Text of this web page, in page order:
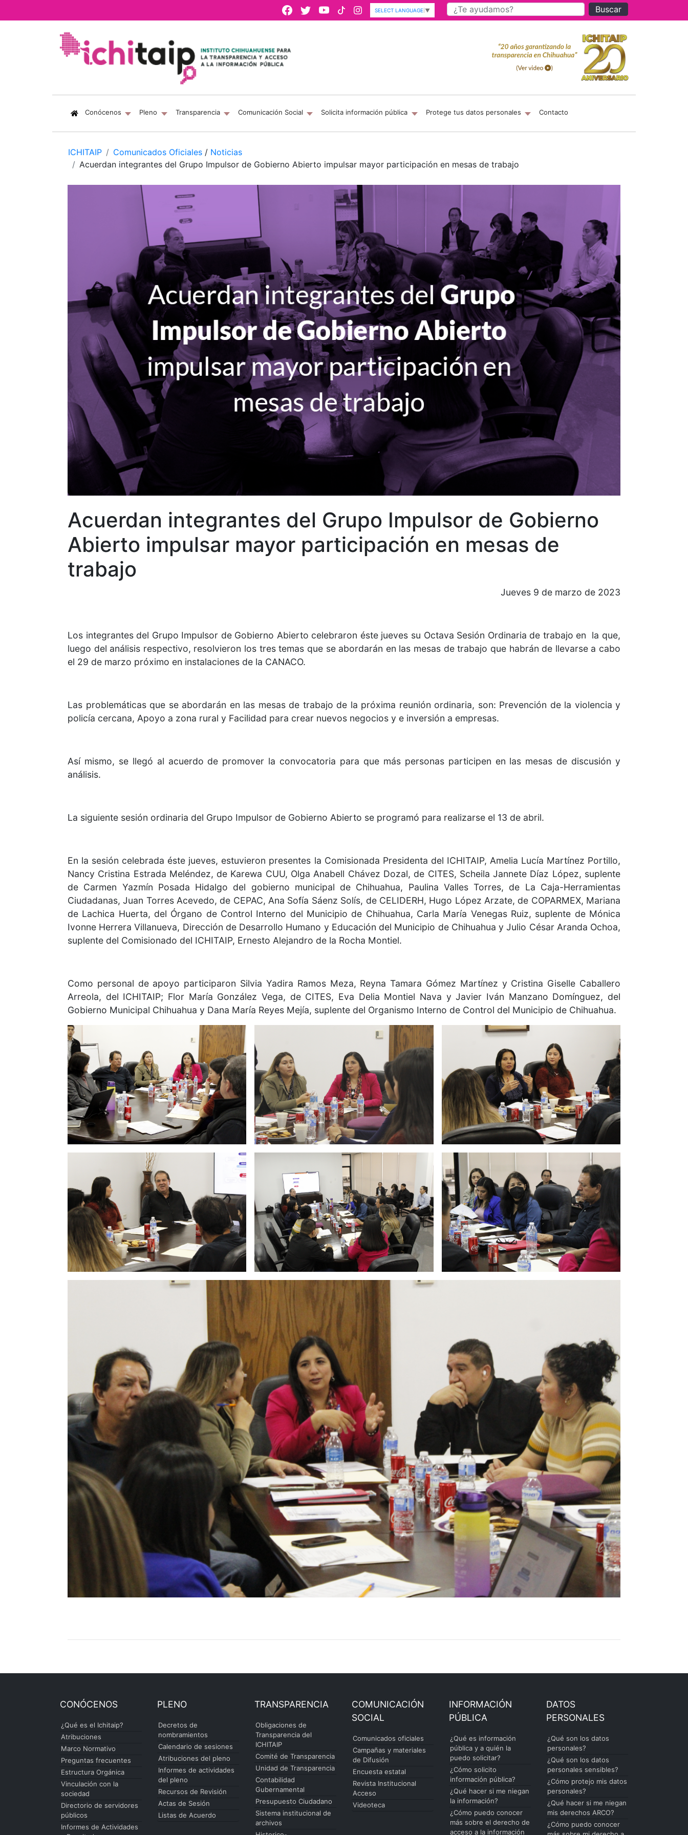
Buscar
SELECT LANGUAGE ▼
Conócenos (current)
Pleno Transparencia Comunicación Social Solicita información pública Protege tus datos personales Contacto
ICHITAIP Comunicados Oficiales / Noticias
Acuerdan integrantes del Grupo Impulsor de Gobierno Abierto impulsar mayor participación en mesas de trabajo
Acuerdan integrantes del Grupo Impulsor de Gobierno
Abierto impulsar mayor participación en mesas de
trabajo
Jueves 9 de marzo de 2023
Los integrantes del Grupo Impulsor de Gobierno Abierto celebraron éste jueves su Octava Sesión Ordinaria de trabajo en la que,
luego del análisis respectivo, resolvieron los tres temas que se abordarán en las mesas de trabajo que habrán de llevarse a cabo
el 29 de marzo próximo en instalaciones de la CANACO.
Las problemáticas que se abordarán en las mesas de trabajo de la próxima reunión ordinaria, son: Prevención de la violencia y
policía cercana, Apoyo a zona rural y Facilidad para crear nuevos negocios y e inversión a empresas.
Así mismo, se llegó al acuerdo de promover la convocatoria para que más personas participen en las mesas de discusión y
análisis.
La siguiente sesión ordinaria del Grupo Impulsor de Gobierno Abierto se programó para realizarse el 13 de abril.
En la sesión celebrada éste jueves, estuvieron presentes la Comisionada Presidenta del ICHITAIP, Amelia Lucía Martínez Portillo,
Nancy Cristina Estrada Meléndez, de Karewa CUU, Olga Anabell Chávez Dozal, de CITES, Scheila Jannete Díaz López, suplente
de Carmen Yazmín Posada Hidalgo del gobierno municipal de Chihuahua, Paulina Valles Torres, de La Caja-Herramientas
Ciudadanas, Juan Torres Acevedo, de CEPAC, Ana Sofía Sáenz Solís, de CELIDERH, Hugo López Arzate, de COPARMEX, Mariana
de Lachica Huerta, del Órgano de Control Interno del Municipio de Chihuahua, Carla María Venegas Ruiz, suplente de Mónica
Ivonne Herrera Villanueva, Dirección de Desarrollo Humano y Educación del Municipio de Chihuahua y Julio César Aranda Ochoa,
suplente del Comisionado del ICHITAIP, Ernesto Alejandro de la Rocha Montiel.
Como personal de apoyo participaron Silvia Yadira Ramos Meza, Reyna Tamara Gómez Martínez y Cristina Giselle Caballero
Arreola, del ICHITAIP; Flor María González Vega, de CITES, Eva Delia Montiel Nava y Javier Iván Manzano Domínguez, del
Gobierno Municipal Chihuahua y Dana María Reyes Mejía, suplente del Organismo Interno de Control del Municipio de Chihuahua.
CONÓCENOS
¿Qué es el Ichitaip?
Atribuciones
Marco Normativo
Preguntas frecuentes
Estructura Orgánica
Vinculación con la
sociedad
Directorio de servidores
públicos
Informes de Actividades
PLENO
Decretos de
nombramientos
Calendario de sesiones
Atribuciones del pleno
Informes de actividades
del pleno
Recursos de Revisión
Actas de Sesión
Listas de Acuerdo
TRANSPARENCIA
Obligaciones de
Transparencia del
ICHITAIP
Comité de Transparencia
Unidad de Transparencia
Contabilidad
Gubernamental
Presupuesto Ciudadano
Sistema institucional de
archivos
COMUNICACIÓN
SOCIAL
Comunicados oficiales
Campañas y materiales
de Difusión
Encuesta estatal
Revista Institucional
Acceso
Videoteca
INFORMACIÓN
PÚBLICA
¿Qué es información
pública y a quién la
puedo solicitar?
¿Cómo solicito
información pública?
¿Qué hacer si me niegan
la información?
¿Cómo puedo conocer
más sobre el derecho de
acceso a la información
DATOS
PERSONALES
¿Qué son los datos
personales?
¿Qué son los datos
personales sensibles?
¿Cómo protejo mis datos
personales?
¿Qué hacer si me niegan
mis derechos ARCO?
¿Cómo puedo conocer